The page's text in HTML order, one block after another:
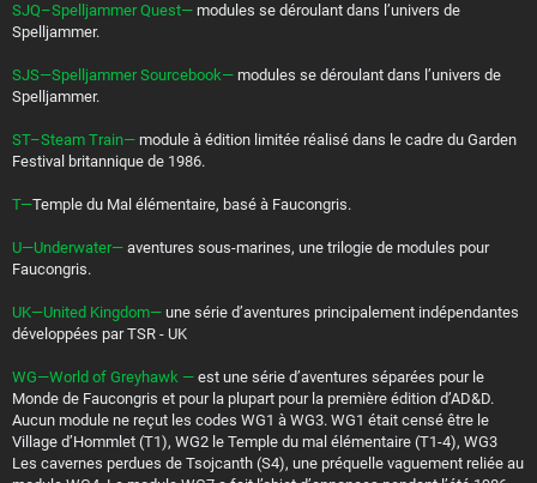
SJQ–Spelljammer Quest— modules se déroulant dans l’univers de
Spelljammer.
SJS—Spelljammer Sourcebook— modules se déroulant dans l’univers de
Spelljammer.
ST–Steam Train— module à édition limitée réalisé dans le cadre du Garden
Festival britannique de 1986.
T—Temple du Mal élémentaire, basé à Faucongris.
U—Underwater— aventures sous-marines, une trilogie de modules pour
Faucongris.
UK—United Kingdom— une série d’aventures principalement indépendantes
développées par TSR - UK
WG—World of Greyhawk — est une série d’aventures séparées pour le
Monde de Faucongris et pour la plupart pour la première édition d’AD&D.
Aucun module ne reçut les codes WG1 à WG3. WG1 était censé être le
Village d’Hommlet (T1), WG2 le Temple du mal élémentaire (T1-4), WG3
Les cavernes perdues de Tsojcanth (S4), une préquelle vaguement reliée au